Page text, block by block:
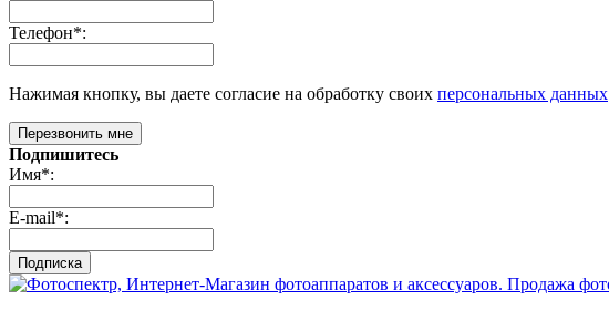
Телефон*:
Нажимая кнопку, вы даете согласие на обработку своих персональных данных
Перезвонить мне
Подпишитесь
Имя*:
E-mail*:
Подписка